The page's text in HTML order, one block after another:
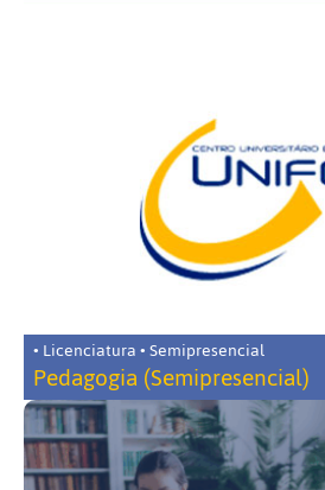
• Licenciatura • Semipresencial
Pedagogia (Semipresencial)